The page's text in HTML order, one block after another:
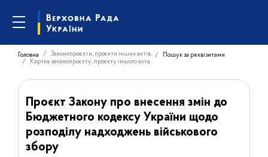
Головна Законопроєкти, проєкти інших актів
Пошук за реквізитами
Картка законопроєкту, проєкту іншого акта
Проєкт Закону про внесення змін до
Бюджетного кодексу України щодо
розподілу надходжень військового
збору